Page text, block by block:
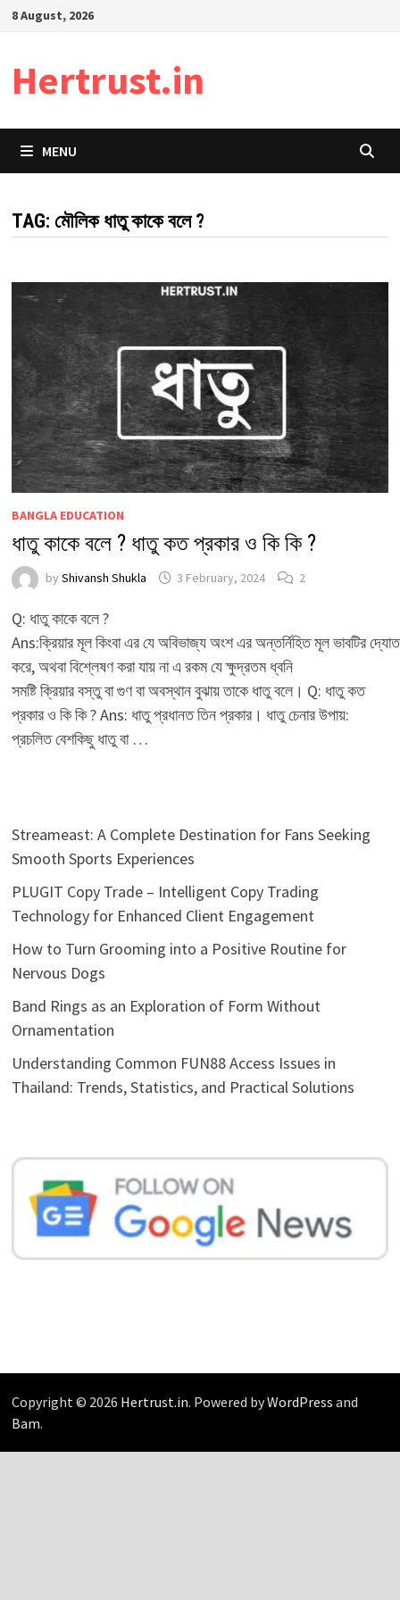
Skip8 August, 2026
Hertrust.in
MENU
TAG: মৌলিক ধাতু কাকে বলে ?
BANGLA EDUCATION
ধাতু কাকে বলে ? ধাতু কত প্রকার ও কি কি ?
by Shivansh Shukla 3 February, 2024 2
Q: ধাতু কাকে বলে ?
Ans:ক্রিয়ার মূল কিংবা এর যে অবিভাজ্য অংশ এর অন্তর্নিহিত মূল ভাবটির
করে, অথবা বিশ্লেষণ করা যায় না এ রকম যে ক্ষুদ্রতম ধ্বনি
সমষ্টি ক্রিয়ার বস্তু বা গুণ বা অবস্থান বুঝায় তাকে ধাতু বলে। Q: ধাতু কত
প্রকার ও কি কি ? Ans: ধাতু প্রধানত তিন প্রকার। ধাতু চেনার উপায়:
প্রচলিত বেশকিছু ধাতু বা …
Streameast: A Complete Destination for Fans Seeking
Smooth Sports Experiences
PLUGIT Copy Trade – Intelligent Copy Trading
Technology for Enhanced Client Engagement
How to Turn Grooming into a Positive Routine for
Nervous Dogs
Band Rings as an Exploration of Form Without
Ornamentation
Understanding Common FUN88 Access Issues in
Thailand: Trends, Statistics, and Practical Solutions
Copyright © 2026 Hertrust.in. Powered byWordPress and
Bam.